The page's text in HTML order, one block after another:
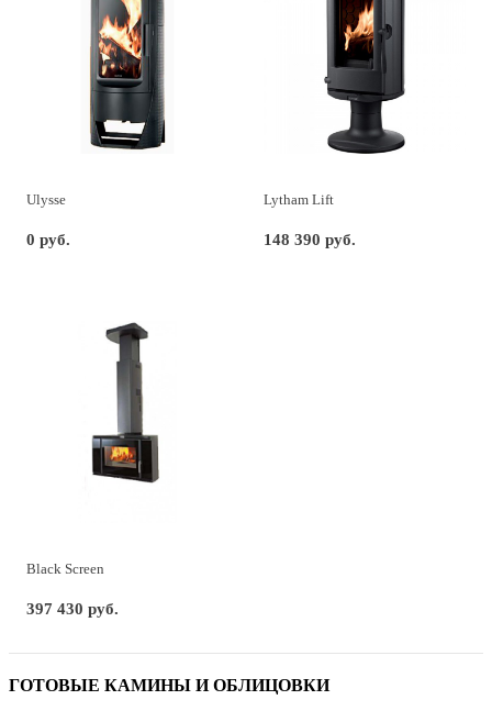
Ulysse
0 руб.
Lytham Lift
148 390 руб.
Black Screen
397 430 руб.
ГОТОВЫЕ КАМИНЫ И ОБЛИЦОВКИ